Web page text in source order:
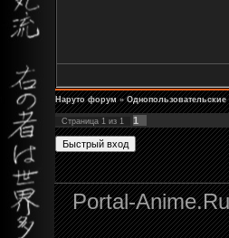
Наруто форум »
Страница 1 из 1 1
Portal-